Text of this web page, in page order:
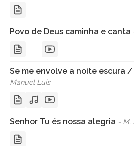
Povo de Deus caminha e canta
Se me envolve a noite escura
Manuel Luis
Senhor Tu és nossa alegria - M.